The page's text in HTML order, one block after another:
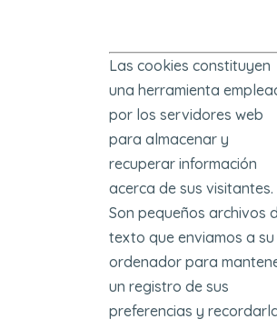
Las cookies constituyen
una herramienta
por los servidores web
para almacenar y
recuperar información
acerca de sus visitantes.
Son pequeños archivos
texto que enviamos a su
ordenador para
un registro de sus
preferencias y